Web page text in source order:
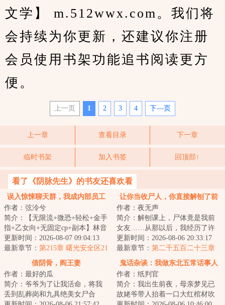
文学】 m.512wwx.com。我们将
会持续为你更新，还建议你注册
会员使用书架功能追书阅读更方
便。
上一页 1 2 3 4 下—页
上一章 查看目录 下一章
临时书架 加入书签 回顶部↑
看了《阴脉先生》的书友还喜欢看
误入惊悚聊天群，我成内部员工
作者：弦泠兮
简介：【无限流+微恐+轻松+金手
指+乙女向+无固定cp+副本】林音
希在女生宿舍里，被怪物杀死了
九十九次。第...
更新时间：2026-08-07 09:04:13
最新章节： 第215章 曙光安全区21
让你当收尸人，你直接解刨了前
作者：夜无声
简介：解刨课上，尸体竟是我前
女友……从那以后，我经历了许
多匪夷所思的事情。只上不下，
直通水库的停运...
更新时间：2026-08-06 20:33:17
最新章节： 第二千五百二十三章
冲出去，阻挡追击者
借阴骨，阎王妻
作者：最好的瓜
简介：爷爷为了让我活命，将我
丢到乱葬岗和九具绝美女尸合
鬼话杂谈：我做东北五常话事人
作者：纸判官
简介：我出生前夜，母亲梦见已
故姥爷带人抬着一口大红棺材吹